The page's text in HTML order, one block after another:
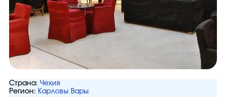
Страна: Чехия
Регион: Карловы Вары